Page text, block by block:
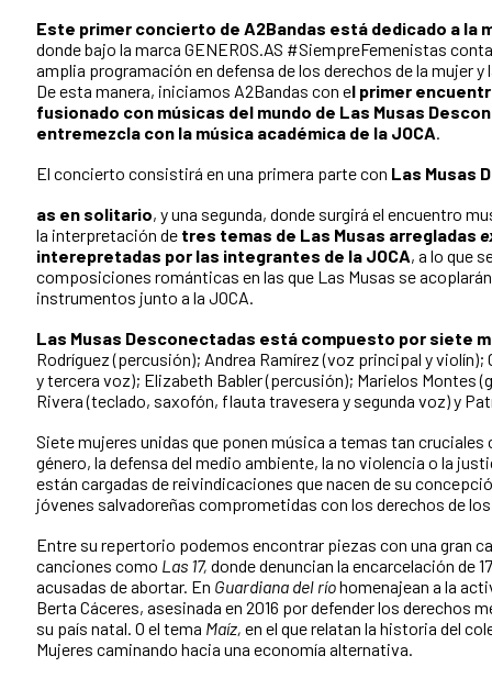
Este primer concierto de A2Bandas está dedicado a la
donde bajo la marca GENEROS.AS #SiempreFemenistas
amplia programación en defensa de los derechos de la mujer y
De esta manera, iniciamos A2Bandas con el primer
fusionado con músicas del mundo de Las Musas
entremezcla con la música académica de la JOCA.
El concierto consistirá en una primera parte con Las Musas
as en solitario, y una segunda, donde surgirá el encuentro
la interpretación de tres temas de Las Musas arregladas
interepretadas por las integrantes de la JOCA, a lo que
composiciones románticas en las que Las Musas se
instrumentos junto a la JOCA.
Las Musas Desconectadas está compuesto por siete
Rodríguez (percusión); Andrea Ramírez (voz principal y violín);
y tercera voz); Elizabeth Babler (percusión); Marielos Montes
Rivera (teclado, saxofón, flauta travesera y segunda voz) y
Siete mujeres unidas que ponen música a temas tan cruciales
género, la defensa del medio ambiente, la no violencia o la
están cargadas de reivindicaciones que nacen de su
jóvenes salvadoreñas comprometidas con los derechos de
Entre su repertorio podemos encontrar piezas con una gran
canciones como Las 17, donde denuncian la encarcelación de
acusadas de abortar. En Guardiana del ríohomenajean a la
Berta Cáceres, asesinada en 2016 por defender los derechos
su país natal. O el tema Maíz, en el que relatan la historia del
Mujeres caminando hacia una economía alternativa.